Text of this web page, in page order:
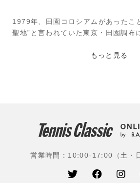
1979年、田園コロシアムがあったこ
聖地”と言われていた東京・田園調布
ンドとして誕生。そのコンセプトは
使用選手：石井さやか(HSS)
もっと見る
営業時間：10:00-17:00（土・